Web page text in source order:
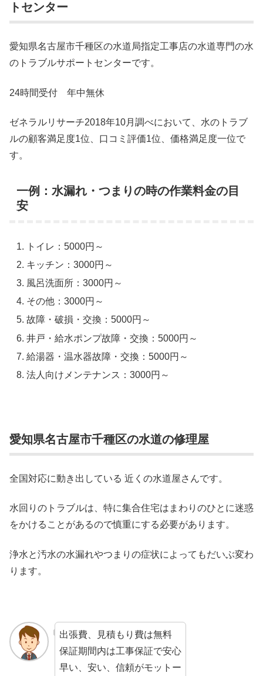
トセンター
愛知県名古屋市千種区の水道局指定工事店の水道専門の水
のトラブルサポートセンターです。
24時間受付 年中無休
ゼネラルリサーチ2018年10月調べにおいて、水のトラブ
ルの顧客満足度1位、口コミ評価1位、価格満足度一位で
す。
一例：水漏れ・つまりの時の作業料金の目
安
トイレ：5000円～
キッチン：3000円～
風呂洗面所：3000円～
その他：3000円～
故障・破損・交換：5000円～
井戸・給水ポンプ故障・交換：5000円～
給湯器・温水器故障・交換：5000円～
法人向けメンテナンス：3000円～
愛知県名古屋市千種区の水道の修理屋
全国対応に動き出している 近くの水道屋さんです。
水回りのトラブルは、特に集合住宅はまわりのひとに迷惑
をかけることがあるので慎重にする必要があります。
浄水と汚水の水漏れやつまりの症状によってもだいぶ変わ
ります。
出張費、見積もり費は無料
保証期間内は工事保証で安心
早い、安い、信頼がモットー